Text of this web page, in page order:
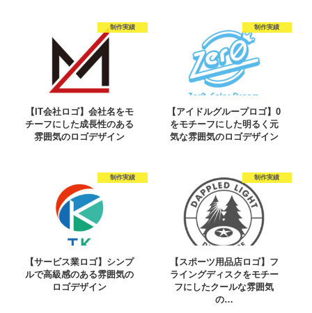
制作実績
【IT会社ロゴ】会社名をモ
チーフにした成長性のある
雰囲気のロゴデザイン
制作実績
【アイドルグループロゴ】0
をモチーフにした明るく元
気な雰囲気のロゴデザイン
制作実績
【サービス業ロゴ】シンプ
ルで高級感のある雰囲気の
ロゴデザイン
制作実績
【スポーツ用品店ロゴ】フ
ライングディスクをモチー
フにしたクールな雰囲気
の…